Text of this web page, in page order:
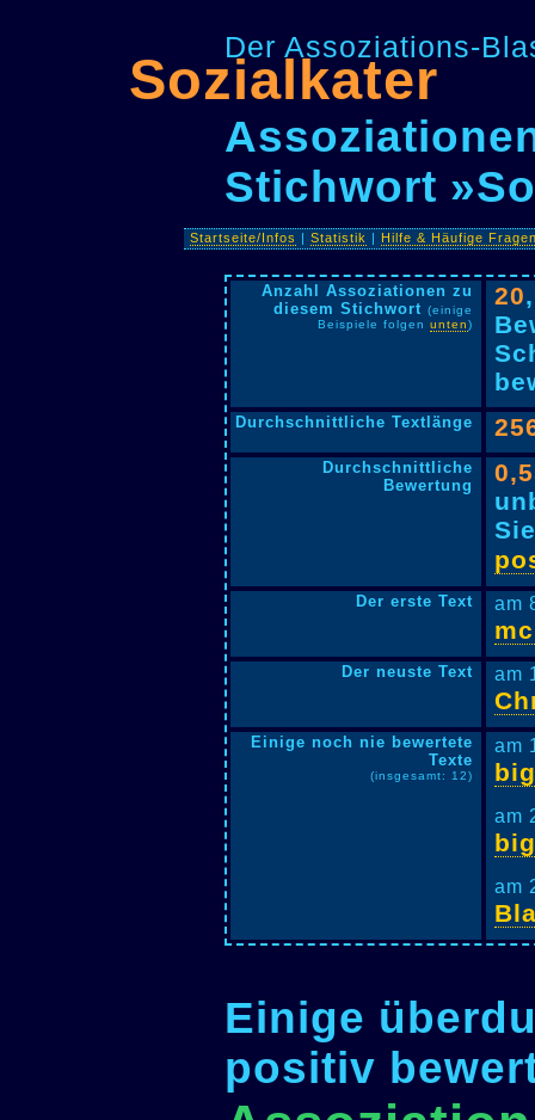
Der Assoziations-
Sozialkater
Stichwort
Startseite/Infos |Statistik |Hilfe & Häufige
Anzahl Assoziationen zu
diesem Stichwort (einige
Beispiele folgen unten)
20
Durchschnittliche Textlänge
Durchschnittliche
Bewertung
Der erste Text am
Der neuste Text am
Einige noch nie bewertete
Texte
(insgesamt: 12)
am
am
am
Einige
positiv